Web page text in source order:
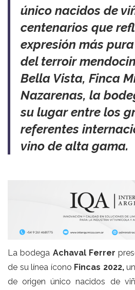
único nacidos de
centenarios que
expresión más
del terroir
Bella Vista, Finca
Nazarenas, la
su lugar entre los
referentes
vino de alta gama.
La bodega Achaval Ferrer
de su línea ícono Fincas 2022,
de origen único nacidos de